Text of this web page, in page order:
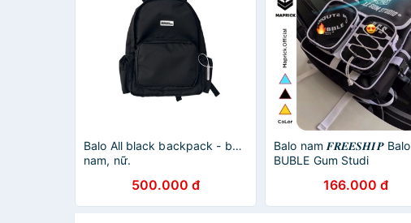
Balo All black backpack - balo
nam, nữ.
500.000 đ
Balo nam 𝑭𝑹𝑬𝑬𝑺𝑯𝑰𝑷 Balo
BUBLE Gum Studi
166.000 đ